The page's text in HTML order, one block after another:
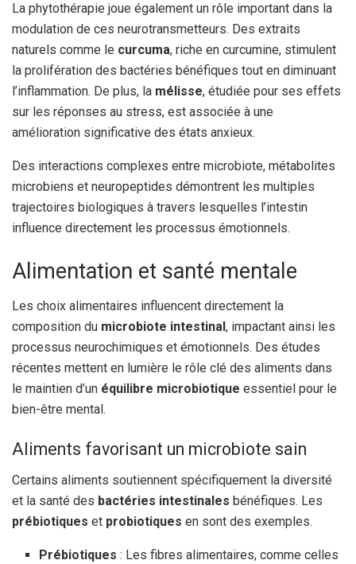
La phytothérapie joue également un rôle important dans la
modulation de ces neurotransmetteurs. Des extraits
naturels comme le curcuma, riche en curcumine, stimulent
la prolifération des bactéries bénéfiques tout en diminuant
l’inflammation. De plus, la mélisse, étudiée pour ses effets
sur les réponses au stress, est associée à une
amélioration significative des états anxieux.
Des interactions complexes entre microbiote, métabolites
microbiens et neuropeptides démontrent les multiples
trajectoires biologiques à travers lesquelles l’intestin
influence directement les processus émotionnels.
Alimentation et santé mentale
Les choix alimentaires influencent directement la
composition du microbiote intestinal , impactant ainsi les
processus neurochimiques et émotionnels. Des études
récentes mettent en lumière le rôle clé des aliments dans
le maintien d’un équilibre microbiotique essentiel pour le
bien-être mental.
Aliments favorisant un microbiote sain
Certains aliments soutiennent spécifiquement la diversité
et la santé des bactéries intestinales bénéfiques. Les
prébiotiques et probiotiques en sont des exemples.
Prébiotiques : Les fibres alimentaires, comme celles